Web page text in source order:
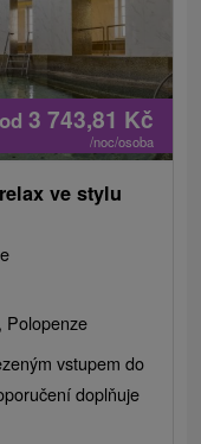
od 3 743,81 Kč
/noc/osoba
ve stylu
Polopenze
vstupem do
doplňuje